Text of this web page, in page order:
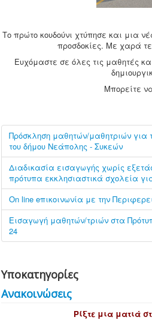
Το πρώτο κουδούνι χτύπησε και μια
προσδοκίες. Με χαρά
Ευχόμαστε σε όλες τις μαθητές
Μπορείτε
Πρόσκληση μαθητών/μαθητριών για
του δήμου Νεάπολης - Συκεών
Διαδικασία εισαγωγής χωρίς
πρότυπα εκκλησιαστικά σχολεία
On line eπικοινωνία με την
Εισαγωγή μαθητών/τριών στα
24
Υποκατηγορίες
Ανακοινώσεις
Ρίξτε μια ματιά